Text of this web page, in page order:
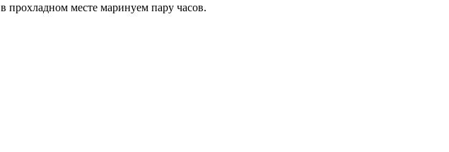
прохладном месте маринуем пару часов.